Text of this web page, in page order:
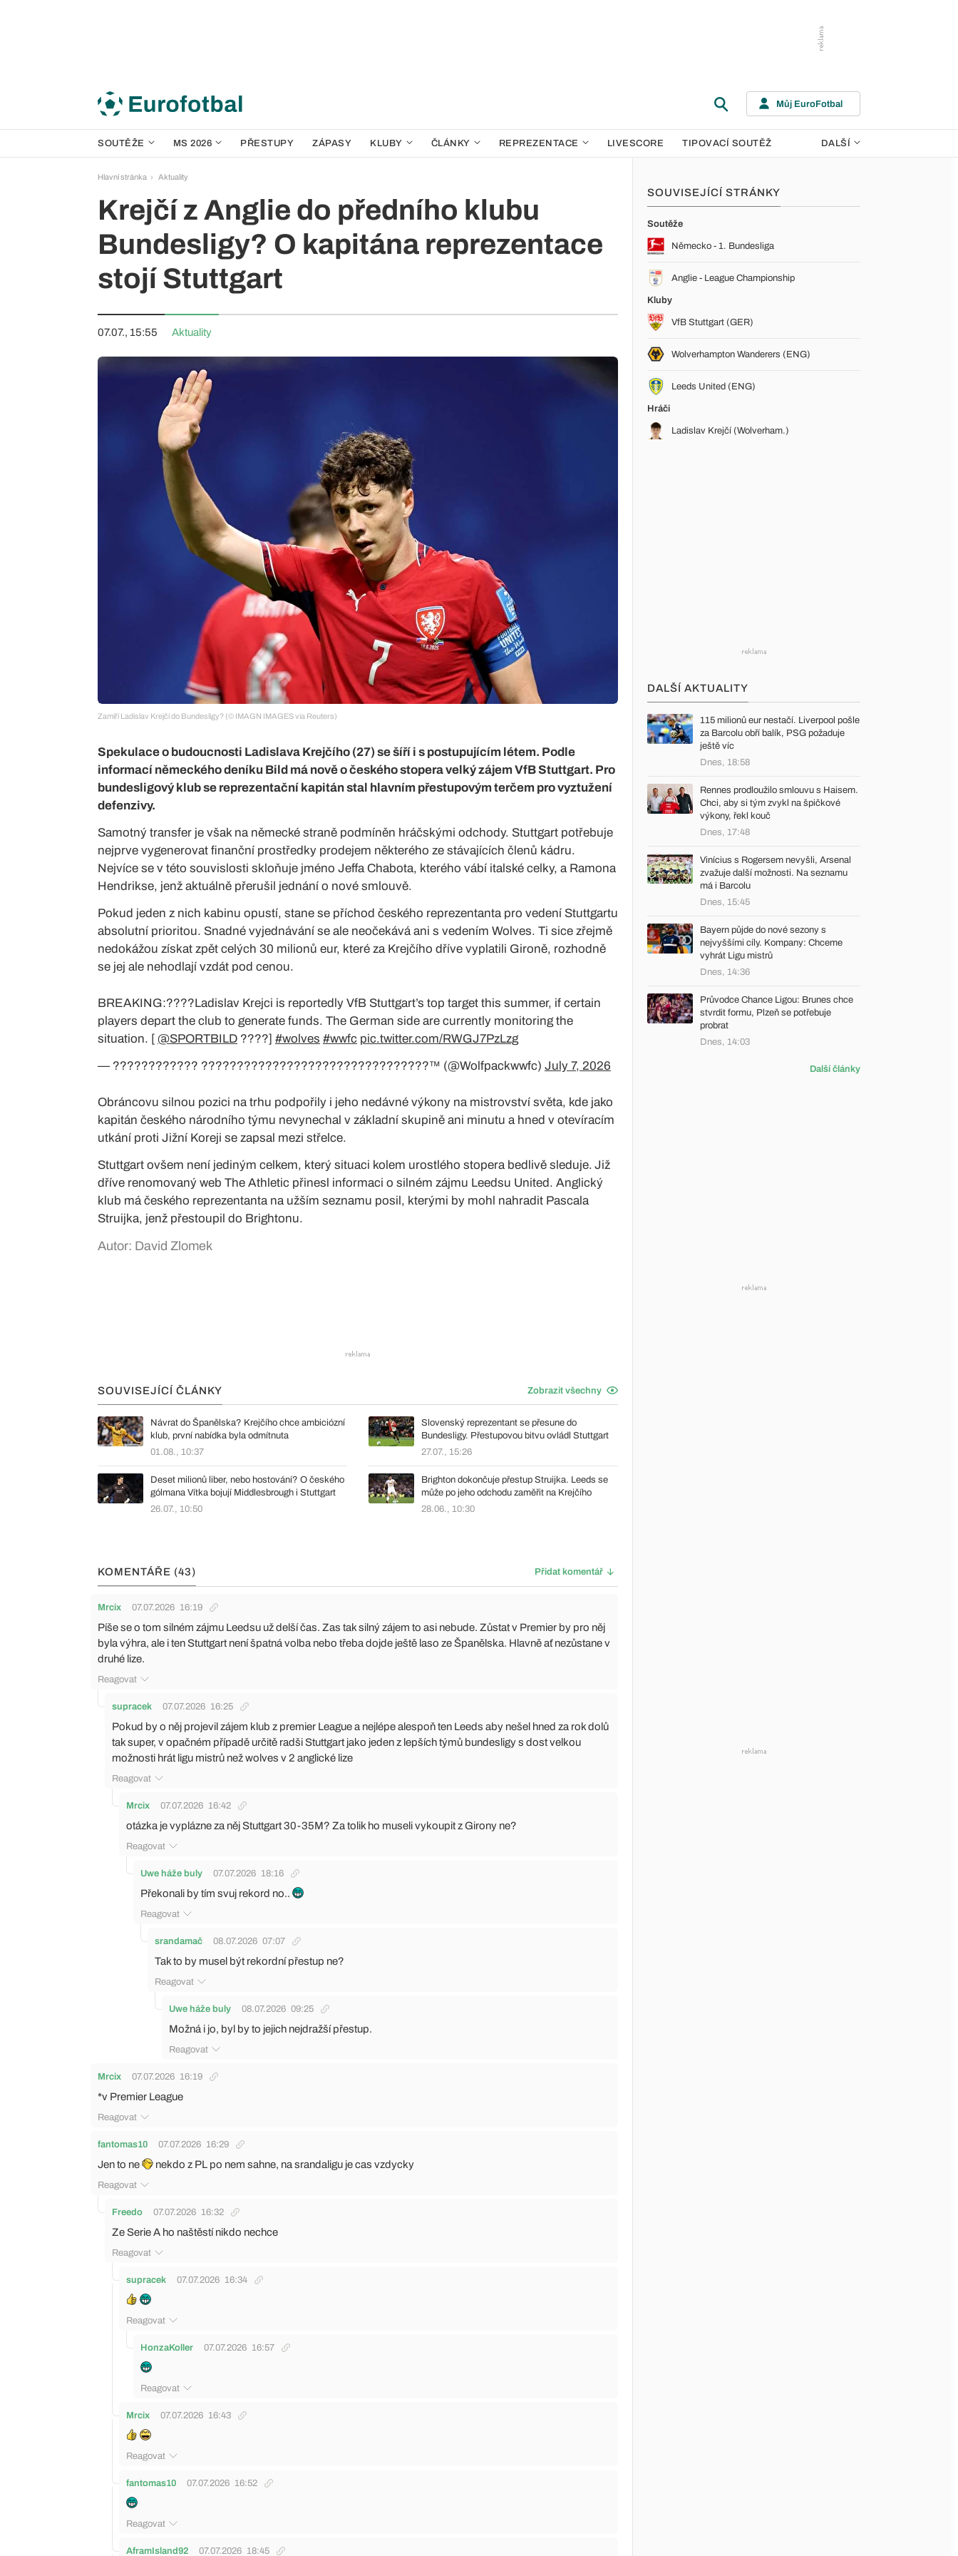
Můj EuroFotbal
SOUTĚŽE MS 2026 PŘESTUPY ZÁPASY KLUBY ČLÁNKY REPREZENTACE LIVESCORE TIPOVACÍ SOUTĚŽ DALŠÍ
Hlavní stránka Aktuality
Krejčí z Anglie do předního klubu
Bundesligy? O kapitána reprezentace
stojí Stuttgart
07.07., 15:55 Aktuality
Zamíří Ladislav Krejčí do Bundesligy? (© IMAGN IMAGES via Reuters)
Spekulace o budoucnosti Ladislava Krejčího (27) se šíří i s postupujícím létem. Podle
informací německého deníku Bild má nově o českého stopera velký zájem VfB Stuttgart. Pro
bundesligový klub se reprezentační kapitán stal hlavním přestupovým terčem pro vyztužení
defenzivy.
Samotný transfer je však na německé straně podmíněn hráčskými odchody. Stuttgart potřebuje
nejprve vygenerovat finanční prostředky prodejem některého ze stávajících členů kádru.
Nejvíce se v této souvislosti skloňuje jméno Jeffa Chabota, kterého vábí italské celky, a Ramona
Hendrikse, jenž aktuálně přerušil jednání o nové smlouvě.
Pokud jeden z nich kabinu opustí, stane se příchod českého reprezentanta pro vedení Stuttgartu
absolutní prioritou. Snadné vyjednávání se ale neočekává ani s vedením Wolves. Ti sice zřejmě
nedokážou získat zpět celých 30 milionů eur, které za Krejčího dříve vyplatili Gironě, rozhodně
se jej ale nehodlají vzdát pod cenou.
BREAKING:????Ladislav Krejci is reportedly VfB Stuttgart’s top target this summer, if certain
players depart the club to generate funds. The German side are currently monitoring the
situation. [ @SPORTBILD ????] #wolves #wwfc pic.twitter.com/RWGJ7PzLzg
— ???????????? ????????????????????????????????™️ (@Wolfpackwwfc) July 7, 2026
Obráncovu silnou pozici na trhu podpořily i jeho nedávné výkony na mistrovství světa, kde jako
kapitán českého národního týmu nevynechal v základní skupině ani minutu a hned v otevíracím
utkání proti Jižní Koreji se zapsal mezi střelce.
Stuttgart ovšem není jediným celkem, který situaci kolem urostlého stopera bedlivě sleduje. Již
dříve renomovaný web The Athletic přinesl informaci o silném zájmu Leedsu United. Anglický
klub má českého reprezentanta na užším seznamu posil, kterými by mohl nahradit Pascala
Struijka, jenž přestoupil do Brightonu.
Autor: David Zlomek
SOUVISEJÍCÍ ČLÁNKY Zobrazit všechny
Návrat do Španělska? Krejčího chce ambiciózní
klub, první nabídka byla odmítnuta
01.08., 10:37
Slovenský reprezentant se přesune do
Bundesligy. Přestupovou bitvu ovládl Stuttgart
27.07., 15:26
Deset milionů liber, nebo hostování? O českého
gólmana Vítka bojují Middlesbrough i Stuttgart
26.07., 10:50
Brighton dokončuje přestup Struijka. Leeds se
může po jeho odchodu zaměřit na Krejčího
28.06., 10:30
KOMENTÁŘE (43) Přidat komentář
Mrcix 07.07.2026 16:19
Píše se o tom silném zájmu Leedsu už delší čas. Zas tak silný zájem to asi nebude. Zůstat v Premier by pro něj
byla výhra, ale i ten Stuttgart není špatná volba nebo třeba dojde ještě laso ze Španělska. Hlavně ať nezůstane v
druhé lize.
Reagovat
supracek 07.07.2026 16:25
Pokud by o něj projevil zájem klub z premier League a nejlépe alespoň ten Leeds aby nešel hned za rok dolů
tak super, v opačném případě určitě radši Stuttgart jako jeden z lepších týmů bundesligy s dost velkou
možnosti hrát ligu mistrů než wolves v 2 anglické lize
Reagovat
Mrcix 07.07.2026 16:42
otázka je vyplázne za něj Stuttgart 30-35M? Za tolik ho museli vykoupit z Girony ne?
Reagovat
Uwe háže buly 07.07.2026 18:16
Překonali by tím svuj rekord no..
Reagovat
srandamač 08.07.2026 07:07
Tak to by musel být rekordní přestup ne?
Reagovat
Uwe háže buly 08.07.2026 09:25
Možná i jo, byl by to jejich nejdražší přestup.
Reagovat
Mrcix 07.07.2026 16:19
*v Premier League
Reagovat
fantomas10 07.07.2026 16:29
Jen to ne nekdo z PL po nem sahne, na srandaligu je cas vzdycky
Reagovat
Freedo 07.07.2026 16:32
Ze Serie A ho naštěstí nikdo nechce
Reagovat
supracek 07.07.2026 16:34
Reagovat
HonzaKoller 07.07.2026 16:57
Reagovat
Mrcix 07.07.2026 16:43
Reagovat
fantomas10 07.07.2026 16:52
Reagovat
AframIsland92 07.07.2026 18:45
SOUVISEJÍCÍ STRÁNKY
Soutěže
Německo - 1. Bundesliga
Anglie - League Championship
Kluby
VfB Stuttgart (GER)
Wolverhampton Wanderers (ENG)
Leeds United (ENG)
Hráči
Ladislav Krejčí (Wolverham.)
DALŠÍ AKTUALITY
115 milionů eur nestačí. Liverpool pošle
za Barcolu obří balík, PSG požaduje
ještě víc
Dnes, 18:58
Rennes prodloužilo smlouvu s Haisem.
Chci, aby si tým zvykl na špičkové
výkony, řekl kouč
Dnes, 17:48
Vinícius s Rogersem nevyšli, Arsenal
zvažuje další možnosti. Na seznamu
má i Barcolu
Dnes, 15:45
Bayern půjde do nové sezony s
nejvyššími cíly. Kompany: Chceme
vyhrát Ligu mistrů
Dnes, 14:36
Průvodce Chance Ligou: Brunes chce
stvrdit formu, Plzeň se potřebuje
probrat
Dnes, 14:03
Další články